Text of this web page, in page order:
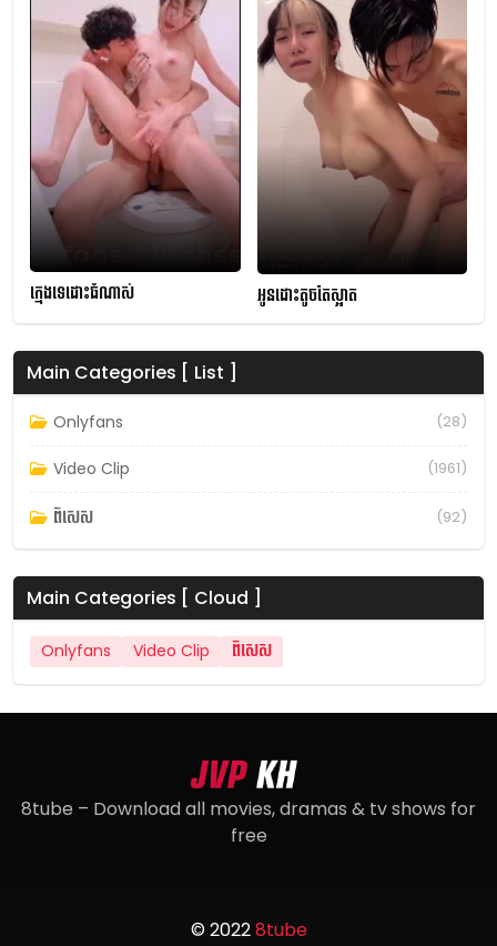
ក្មេងទេដោះធំណាស់ អូនដោះតូចតែស្អាត
Main Categories [ List ]
Onlyfans (28)
Video Clip (1961)
ពិសេស (92)
Main Categories [ Cloud ]
Onlyfans Video Clip ពិសេស
8tube – Download all movies, dramas & tv shows for
free
© 20228tube